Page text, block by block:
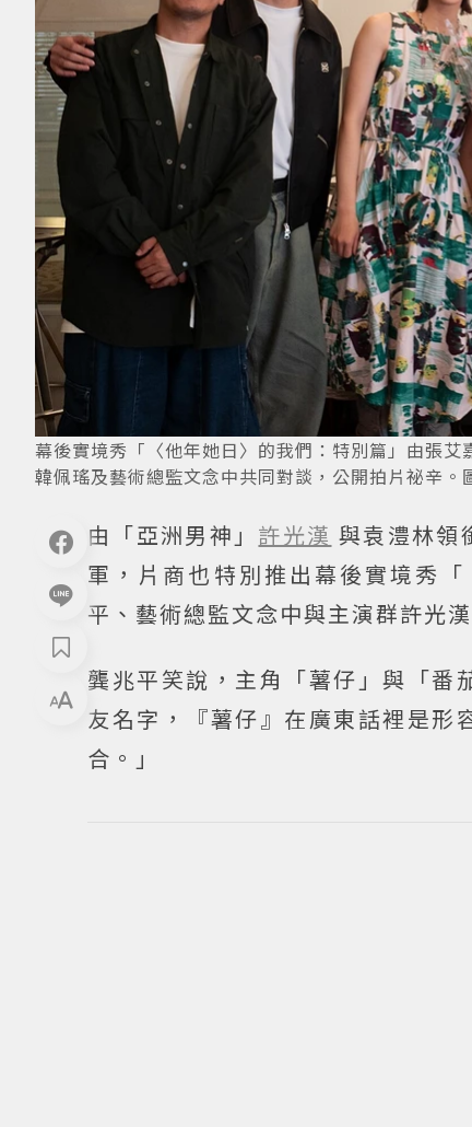
幕後實境秀「〈他年她日〉的我們：特別篇」由張
韓佩瑤及藝術總監文念中共同對談，公開拍片祕辛。
由「亞洲男神」 許光漢 與袁澧林領
軍，片商也特別推出幕後實境秀
平、藝術總監文念中與主演群許光
龔兆平笑說，主角「薯仔」與「番
友名字，『薯仔』在廣東話裡是形
合。」